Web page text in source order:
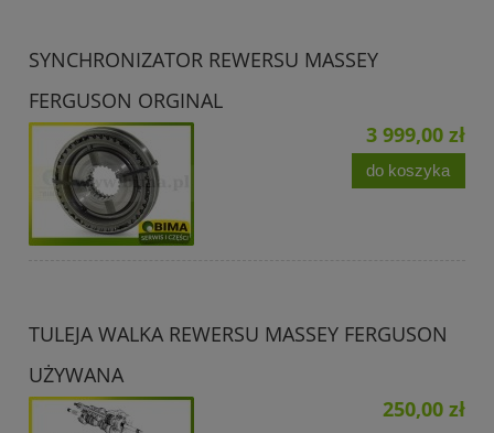
SYNCHRONIZATOR REWERSU MASSEY
FERGUSON ORGINAL
3 999,00 zł
do koszyka
TULEJA WALKA REWERSU MASSEY FERGUSON
UŻYWANA
250,00 zł